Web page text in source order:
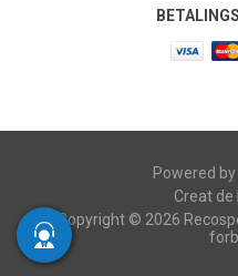
Powered by
Creat de
Copyright © 2026